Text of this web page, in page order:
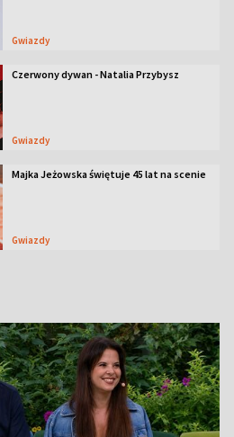
Gwiazdy
Czerwony dywan - Natalia Przybysz
Gwiazdy
Majka Jeżowska świętuje 45 lat na scenie
Gwiazdy